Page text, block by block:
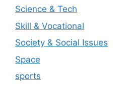
Science & Tech
Skill & Vocational
Society & Social Issues
Space
sports